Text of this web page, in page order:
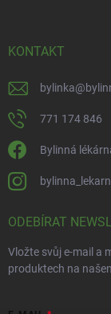
KONTAKT
bylinka@
771 174 846
Bylinná
ODEBÍRAT
Vložte svůj e-mail a
produktech na